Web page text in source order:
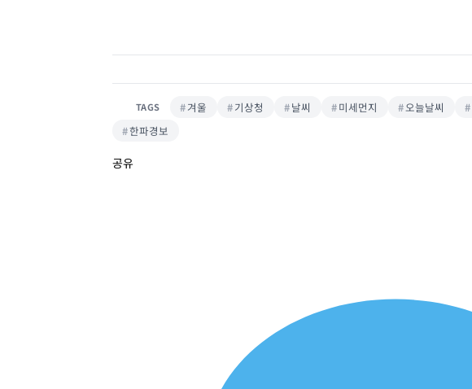
TAGS 겨울 기상청 날씨 미세먼지 오늘날씨
한파경보
공유